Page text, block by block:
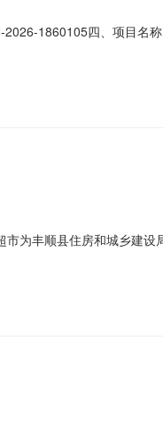
1860105四、项目名
修缮规格型号（或服务要求
为丰顺县住房和城乡建设
说明：各服务单位根据行业